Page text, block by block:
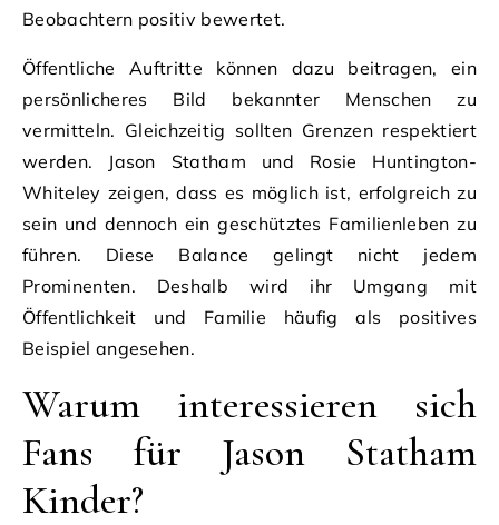
Beobachtern positiv bewertet.
Öffentliche Auftritte können dazu beitragen, ein
persönlicheres Bild bekannter Menschen zu
vermitteln. Gleichzeitig sollten Grenzen respektiert
werden. Jason Statham und Rosie Huntington-
Whiteley zeigen, dass es möglich ist, erfolgreich zu
sein und dennoch ein geschütztes Familienleben zu
führen. Diese Balance gelingt nicht jedem
Prominenten. Deshalb wird ihr Umgang mit
Öffentlichkeit und Familie häufig als positives
Beispiel angesehen.
Warum interessieren sich
Fans für Jason Statham
Kinder?